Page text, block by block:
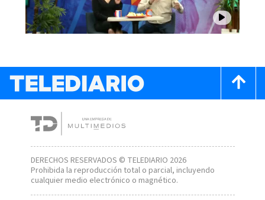
DERECHOS RESERVADOS © TELEDIARIO 2026
Prohibida la reproducción total o parcial, incluyendo
cualquier medio electrónico o magnético.